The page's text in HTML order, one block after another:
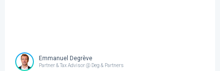
Emmanuel Degrève
Partner & Tax Advisor @ Deg & Partners